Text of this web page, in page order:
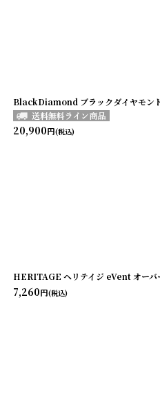
BlackDiamond ブラックダイヤモン
20,900円(税込)
HERITAGE ヘリテイジ eVent オーバ
7,260円(税込)